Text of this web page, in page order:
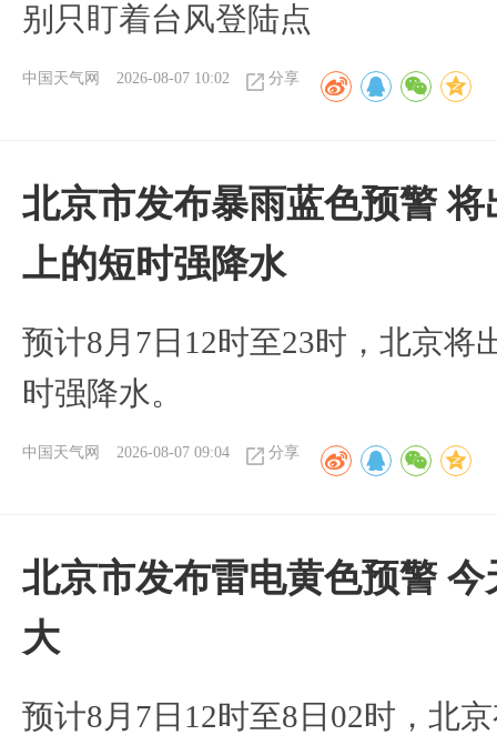
别只盯着台风登陆点
中国天气网 2026-08-07 10:02 分享
北京市发布暴雨蓝色预警
上的短时强降水
预计8月7日12时至23时，北京将
时强降水。
中国天气网 2026-08-07 09:04 分享
北京市发布雷电黄色预警
大
预计8月7日12时至8日02时，北